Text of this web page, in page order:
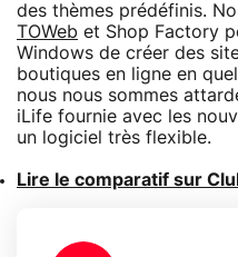
des thèmes prédéfinis.
TOWeb et Shop Factory
Windows de créer des
boutiques en ligne en
nous nous sommes
iLife fournie avec les
un logiciel très flexible.
Lire le comparatif sur